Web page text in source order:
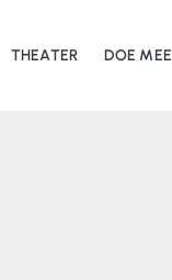
THEATER DOE MEE